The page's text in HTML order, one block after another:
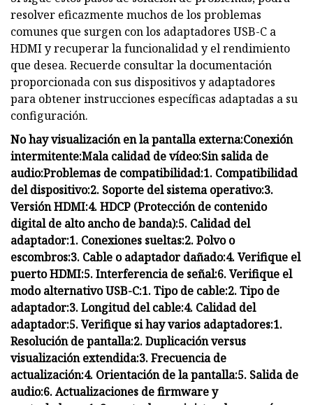
resolver eficazmente muchos de los problemas
comunes que surgen con los adaptadores USB-C a
HDMI y recuperar la funcionalidad y el rendimiento
que desea. Recuerde consultar la documentación
proporcionada con sus dispositivos y adaptadores
para obtener instrucciones específicas adaptadas a su
configuración.
No hay visualización en la pantalla externa:Conexión
intermitente:Mala calidad de vídeo:Sin salida de
audio:Problemas de compatibilidad:1. Compatibilidad
del dispositivo:2. Soporte del sistema operativo:3.
Versión HDMI:4. HDCP (Protección de contenido
digital de alto ancho de banda):5. Calidad del
adaptador:1. Conexiones sueltas:2. Polvo o
escombros:3. Cable o adaptador dañado:4. Verifique el
puerto HDMI:5. Interferencia de señal:6. Verifique el
modo alternativo USB-C:1. Tipo de cable:2. Tipo de
adaptador:3. Longitud del cable:4. Calidad del
adaptador:5. Verifique si hay varios adaptadores:1.
Resolución de pantalla:2. Duplicación versus
visualización extendida:3. Frecuencia de
actualización:4. Orientación de la pantalla:5. Salida de
audio:6. Actualizaciones de firmware y